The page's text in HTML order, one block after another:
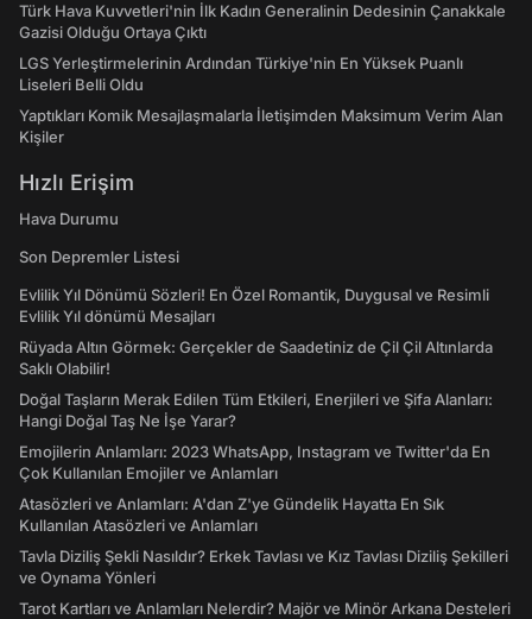
Türk Hava Kuvvetleri'nin İlk Kadın Generalinin Dedesinin Çanakkale
Gazisi Olduğu Ortaya Çıktı
LGS Yerleştirmelerinin Ardından Türkiye'nin En Yüksek Puanlı
Liseleri Belli Oldu
Yaptıkları Komik Mesajlaşmalarla İletişimden Maksimum Verim Alan
Kişiler
Hızlı Erişim
Hava Durumu
Son Depremler Listesi
Evlilik Yıl Dönümü Sözleri! En Özel Romantik, Duygusal ve Resimli
Evlilik Yıl dönümü Mesajları
Rüyada Altın Görmek: Gerçekler de Saadetiniz de Çil Çil Altınlarda
Saklı Olabilir!
Doğal Taşların Merak Edilen Tüm Etkileri, Enerjileri ve Şifa Alanları:
Hangi Doğal Taş Ne İşe Yarar?
Emojilerin Anlamları: 2023 WhatsApp, Instagram ve Twitter'da En
Çok Kullanılan Emojiler ve Anlamları
Atasözleri ve Anlamları: A'dan Z'ye Gündelik Hayatta En Sık
Kullanılan Atasözleri ve Anlamları
Tavla Diziliş Şekli Nasıldır? Erkek Tavlası ve Kız Tavlası Diziliş Şekilleri
ve Oynama Yönleri
Tarot Kartları ve Anlamları Nelerdir? Majör ve Minör Arkana Desteleri